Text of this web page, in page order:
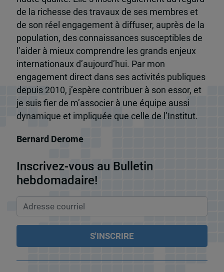
de la richesse des travaux de ses membres et
de son réel engagement à diffuser, auprès de la
population, des connaissances susceptibles de
l’aider à mieux comprendre les grands enjeux
internationaux d’aujourd’hui. Par mon
engagement direct dans ses activités publiques
depuis 2010, j’espère contribuer à son essor, et
je suis fier de m’associer à une équipe aussi
dynamique et impliquée que celle de l’Institut.
Bernard Derome
Inscrivez-vous au Bulletin
hebdomadaire!